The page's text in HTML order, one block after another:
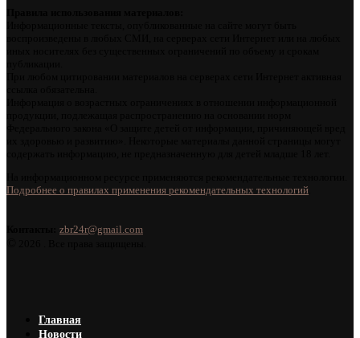
Подробнее о правилах применения рекомендательных технологий
zbr24r@gmail.com
Главная
Новости